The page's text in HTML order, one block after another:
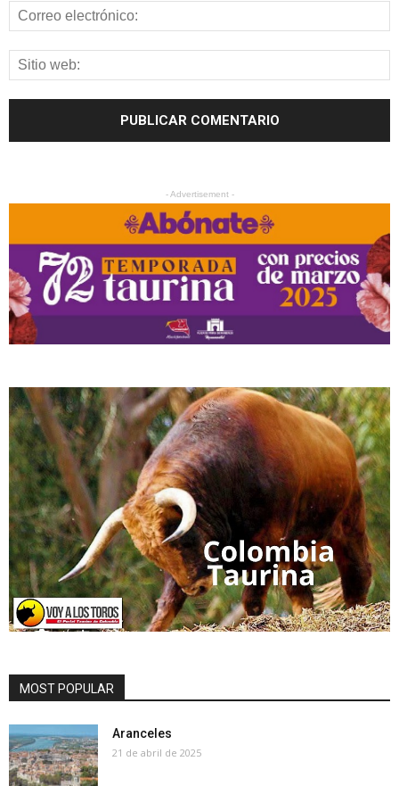
- Advertisement -
MOST POPULAR
Aranceles
21 de abril de 2025